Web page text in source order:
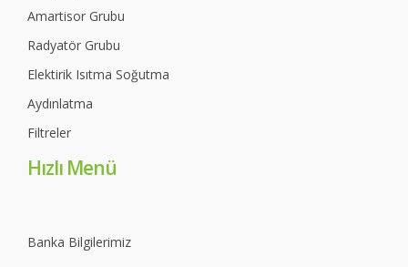
Amartisor Grubu
Radyatör Grubu
Elektirik Isıtma Soğutma
Aydınlatma
Filtreler
Hızlı Menü
Banka Bilgilerimiz